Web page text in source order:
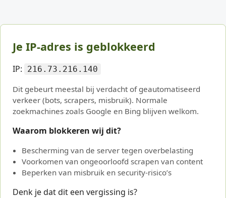
Je IP-adres is geblokkeerd
IP: 216.73.216.140
Dit gebeurt meestal bij verdacht of geautomatiseerd
verkeer (bots, scrapers, misbruik). Normale
zoekmachines zoals Google en Bing blijven welkom.
Waarom blokkeren wij dit?
Bescherming van de server tegen overbelasting
Voorkomen van ongeoorloofd scrapen van content
Beperken van misbruik en security-risico’s
Denk je dat dit een vergissing is?